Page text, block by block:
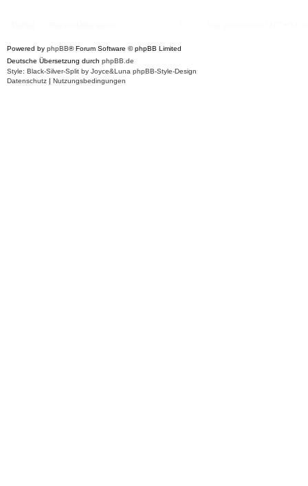
Powered by phpBB® Forum Software © phpBB Limited
Deutsche Übersetzung durch phpBB.de
Style: Black-Silver-Split by Joyce&Luna phpBB-Style-Design
Datenschutz | Nutzungsbedingungen